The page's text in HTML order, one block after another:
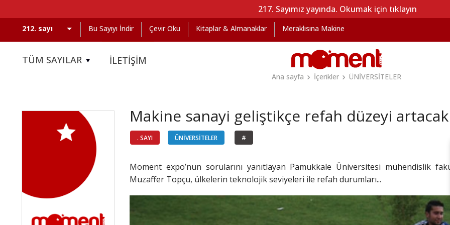
217. Sayımız yayında. Okumak için tıklayın
Bu Sayıyı İndir Çevir Oku Kitaplar & Almanaklar Meraklısına Makine
TÜM SAYILAR İLETİŞİM
Ana sayfa
İçerikler ÜNİVERSİTELER
Makine sanayi geliştikçe refah düzeyi artacak
. SAYI ÜNİVERSİTELER #
Moment expo’nun sorularını yanıtlayan Pamukkale Üniversitesi mühendislik
Muzaffer Topçu, ülkelerin teknolojik seviyeleri ile refah durumları...